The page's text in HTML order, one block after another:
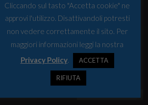
Cliccando sul tasto "Accetta cookie" ne
approvi l'utilizzo. Disattivandoli potresti
non vedere correttamente il sito. Per
maggiori informazioni leggi la nostra
Privacy Policy. ACCETTA
RIFIUTA